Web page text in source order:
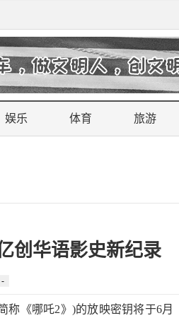
娱乐 体育 旅游
创华语影史新纪录
《哪吒2》)的放映密钥将于6月